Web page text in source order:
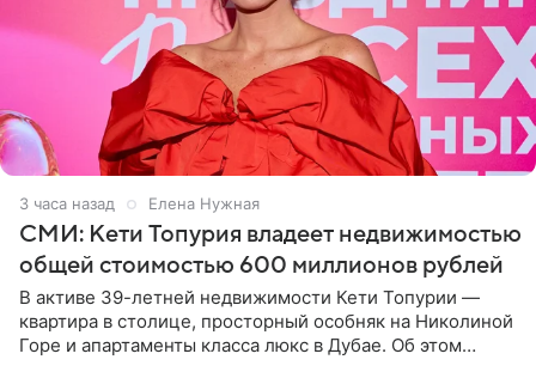
3 часа назад Елена Нужная
СМИ: Кети Топурия владеет недвижимостью
общей стоимостью 600 миллионов рублей
В активе 39-летней недвижимости Кети Топурии —
квартира в столице, просторный особняк на Николиной
Горе и апартаменты класса люкс в Дубае. Об этом